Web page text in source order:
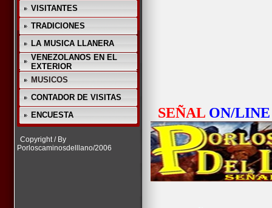
VISITANTES
TRADICIONES
LA MUSICA LLANERA
VENEZOLANOS EN EL
EXTERIOR
MUSICOS
CONTADOR DE VISITAS
ENCUESTA
Copyright / By
Porloscaminosdelllano/2006
SEÑAL ON/LINE